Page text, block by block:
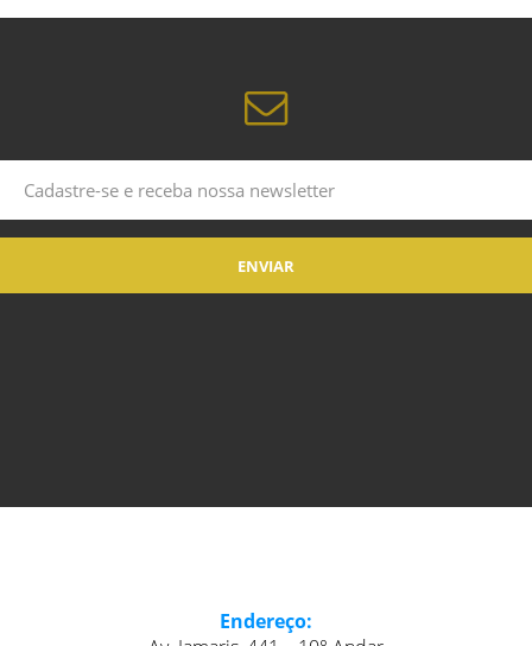
Endereço: